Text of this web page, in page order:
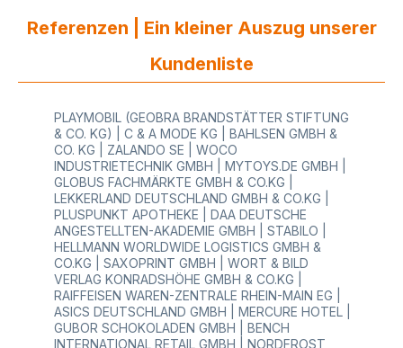
Referenzen | Ein kleiner Auszug unserer
Kundenliste
PLAYMOBIL (GEOBRA BRANDSTÄTTER STIFTUNG
& CO. KG) | C & A MODE KG | BAHLSEN GMBH &
CO. KG | ZALANDO SE | WOCO
INDUSTRIETECHNIK GMBH | MYTOYS.DE GMBH |
GLOBUS FACHMÄRKTE GMBH & CO.KG |
LEKKERLAND DEUTSCHLAND GMBH & CO.KG |
PLUSPUNKT APOTHEKE | DAA DEUTSCHE
ANGESTELLTEN-AKADEMIE GMBH | STABILO |
HELLMANN WORLDWIDE LOGISTICS GMBH &
CO.KG | SAXOPRINT GMBH | WORT & BILD
VERLAG KONRADSHÖHE GMBH & CO.KG |
RAIFFEISEN WAREN-ZENTRALE RHEIN-MAIN EG |
ASICS DEUTSCHLAND GMBH | MERCURE HOTEL |
GUBOR SCHOKOLADEN GMBH | BENCH
INTERNATIONAL RETAIL GMBH | NORDFROST